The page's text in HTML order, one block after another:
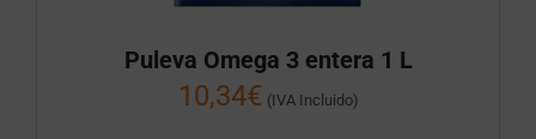
Puleva Omega 3 entera 1 L
10,34€ (IVA Incluido)